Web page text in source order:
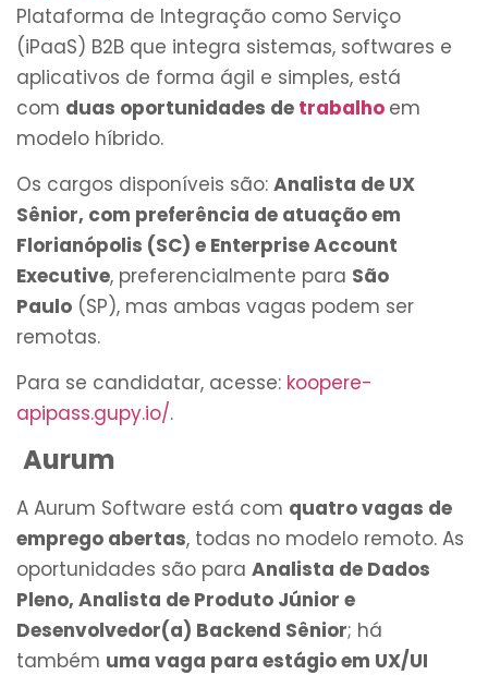
Plataforma de Integração como Serviço
(iPaaS) B2B que integra sistemas, softwares e
aplicativos de forma ágil e simples, está
com duas oportunidades de trabalho em
modelo híbrido.
Os cargos disponíveis são: Analista de UX
Sênior, com preferência de atuação em
Florianópolis (SC) e Enterprise Account
Executive, preferencialmente para São
Paulo (SP), mas ambas vagas podem ser
remotas.
Para se candidatar, acesse: koopere-
apipass.gupy.io/.
Aurum
A Aurum Software está com quatro vagas de
emprego abertas, todas no modelo remoto. As
oportunidades são para Analista de Dados
Pleno, Analista de Produto Júnior e
Desenvolvedor(a) Backend Sênior; há
também uma vaga para estágio em UX/UI